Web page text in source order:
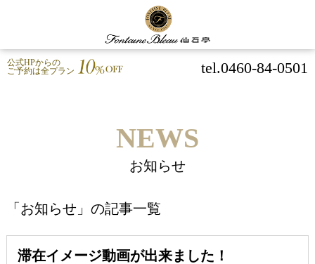
公式HPからの
ご予約は全プラン
tel.0460-84-0501
NEWS
お知らせ
「お知らせ」の記事一覧
滞在イメージ動画が出来ました！